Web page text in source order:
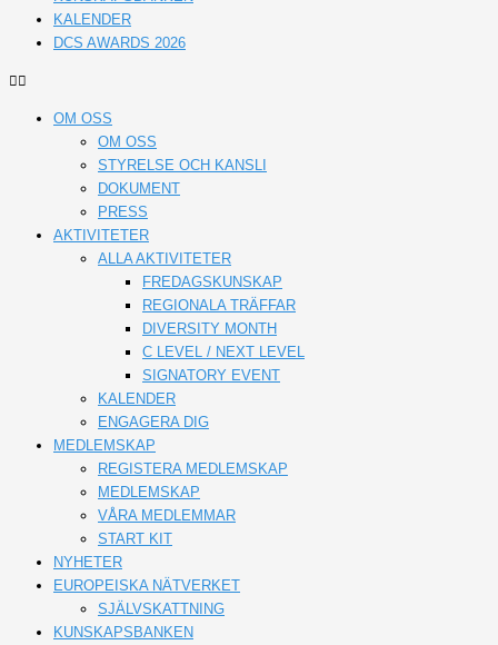
KALENDER
DCS AWARDS 2026
OM OSS
OM OSS
STYRELSE OCH KANSLI
DOKUMENT
PRESS
AKTIVITETER
ALLA AKTIVITETER
FREDAGSKUNSKAP
REGIONALA TRÄFFAR
DIVERSITY MONTH
C LEVEL / NEXT LEVEL
SIGNATORY EVENT
KALENDER
ENGAGERA DIG
MEDLEMSKAP
REGISTERA MEDLEMSKAP
MEDLEMSKAP
VÅRA MEDLEMMAR
START KIT
NYHETER
EUROPEISKA NÄTVERKET
SJÄLVSKATTNING
KUNSKAPSBANKEN